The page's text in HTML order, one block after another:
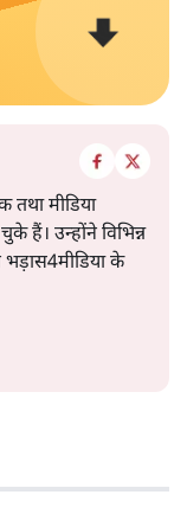
मीडिया
हैं। उन्होंने विभिन्न
के